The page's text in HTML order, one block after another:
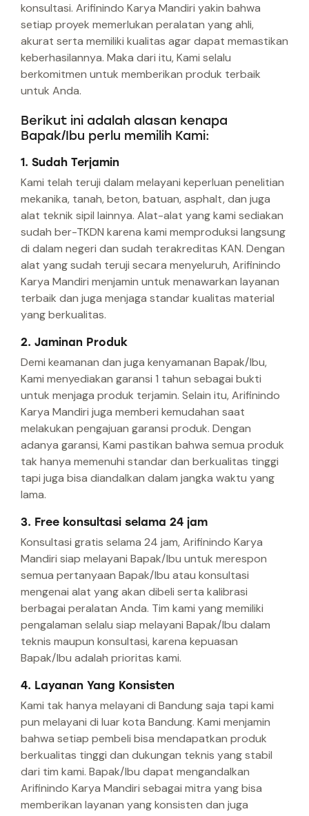
konsultasi. Arifinindo Karya Mandiri yakin bahwa
setiap proyek memerlukan peralatan yang ahli,
akurat serta memiliki kualitas agar dapat memastikan
keberhasilannya. Maka dari itu, Kami selalu
berkomitmen untuk memberikan produk terbaik
untuk Anda.
Berikut ini adalah alasan kenapa
Bapak/Ibu perlu memilih Kami:
1. Sudah Terjamin
Kami telah teruji dalam melayani keperluan penelitian
mekanika, tanah, beton, batuan, asphalt, dan juga
alat teknik sipil lainnya. Alat-alat yang kami sediakan
sudah ber-TKDN karena kami memproduksi langsung
di dalam negeri dan sudah terakreditas KAN. Dengan
alat yang sudah teruji secara menyeluruh, Arifinindo
Karya Mandiri menjamin untuk menawarkan layanan
terbaik dan juga menjaga standar kualitas material
yang berkualitas.
2. Jaminan Produk
Demi keamanan dan juga kenyamanan Bapak/Ibu,
Kami menyediakan garansi 1 tahun sebagai bukti
untuk menjaga produk terjamin. Selain itu, Arifinindo
Karya Mandiri juga memberi kemudahan saat
melakukan pengajuan garansi produk. Dengan
adanya garansi, Kami pastikan bahwa semua produk
tak hanya memenuhi standar dan berkualitas tinggi
tapi juga bisa diandalkan dalam jangka waktu yang
lama.
3. Free konsultasi selama 24 jam
Konsultasi gratis selama 24 jam, Arifinindo Karya
Mandiri siap melayani Bapak/Ibu untuk merespon
semua pertanyaan Bapak/Ibu atau konsultasi
mengenai alat yang akan dibeli serta kalibrasi
berbagai peralatan Anda. Tim kami yang memiliki
pengalaman selalu siap melayani Bapak/Ibu dalam
teknis maupun konsultasi, karena kepuasan
Bapak/Ibu adalah prioritas kami.
4. Layanan Yang Konsisten
Kami tak hanya melayani di Bandung saja tapi kami
pun melayani di luar kota Bandung. Kami menjamin
bahwa setiap pembeli bisa mendapatkan produk
berkualitas tinggi dan dukungan teknis yang stabil
dari tim kami. Bapak/Ibu dapat mengandalkan
Arifinindo Karya Mandiri sebagai mitra yang bisa
memberikan layanan yang konsisten dan juga